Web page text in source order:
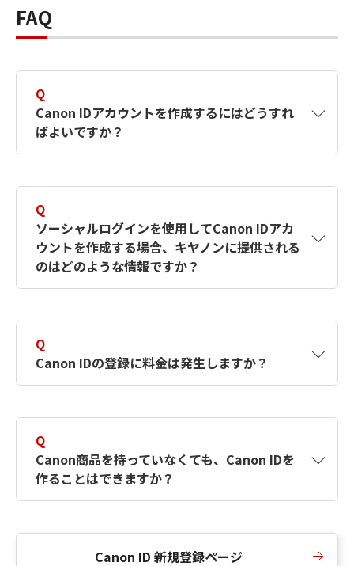
FAQ
Q
Canon IDアカウントを作成するにはどうすれ
ばよいですか？
す。詳しい作成方法は【カメラ】Canon IDとは
何ですか？Canon IDの作成方法は？をご確認く
ださい。
Q
ソーシャルログインを使用してCanon IDアカ
ウントを作成する場合、キヤノンに提供される
のはどのような情報ですか？
択したサービスから取得します。アカウントを
簡単に作成できるように、この情報を使用して
Canon IDの登録フォームを入力します。
Q
Canon IDの登録に料金は発生しますか？
Q
Canon商品を持っていなくても、Canon IDを
作ることはできますか？
Canon ID 新規登録ページ